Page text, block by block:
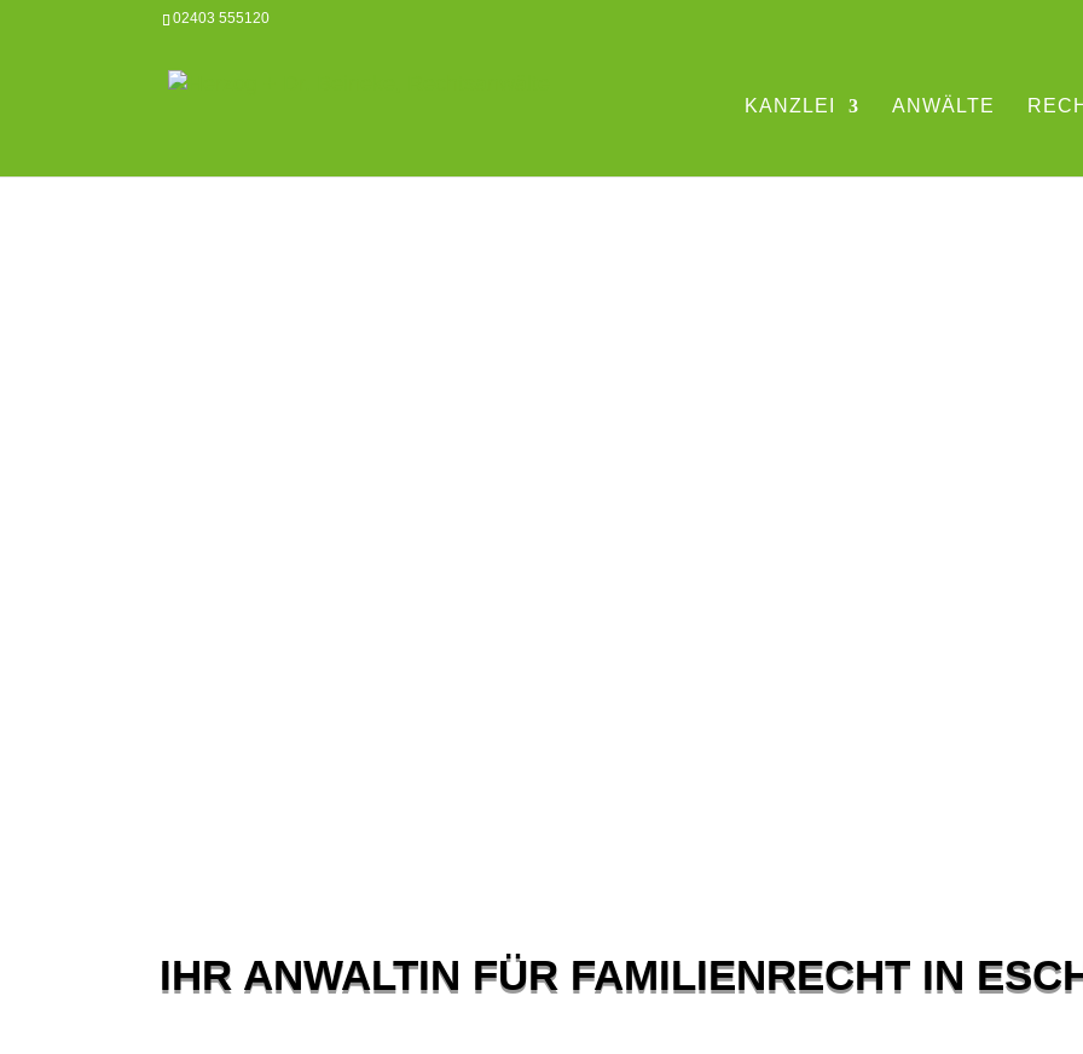
02403 555120
KANZLEI ANWÄLTE
IHR ANWALTIN FÜR FAMILIENRECHT IN